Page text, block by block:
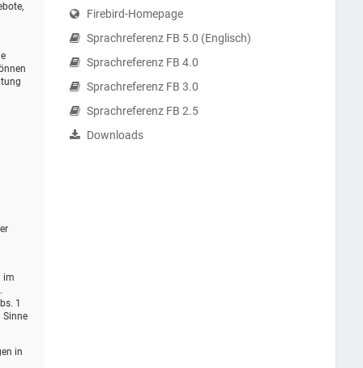
im
1
Sinne
in
Firebird-Homepage
Sprachreferenz FB 5.0 (Englisch)
Sprachreferenz FB 4.0
Sprachreferenz FB 3.0
Sprachreferenz FB 2.5
Downloads